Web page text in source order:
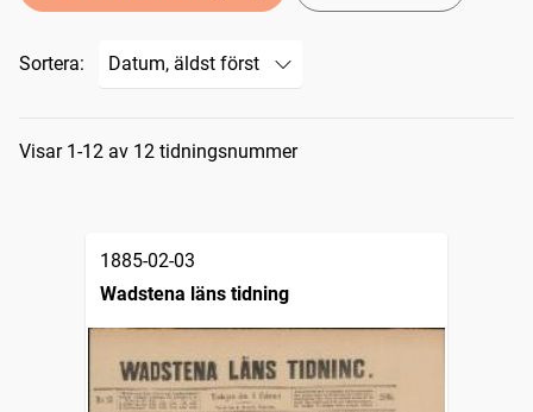
Sortera:
Sökresultat
Visar 1-12 av 12 tidningsnummer
1885-02-03
Wadstena läns tidning